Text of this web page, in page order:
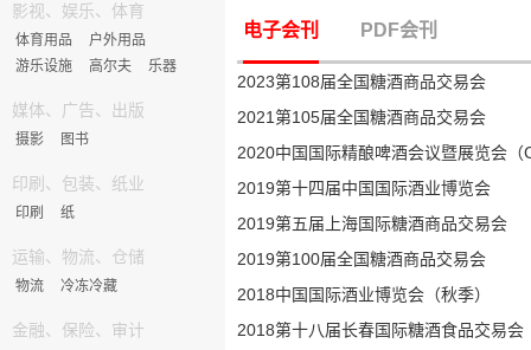
影视、娱乐、体育
体育用品
户外用品
游乐设施
高尔夫 乐器
媒体、广告、出版
摄影 图书
印刷、包装、纸业
印刷 纸
运输、物流、仓储
物流 冷冻冷藏
金融、保险、审计
电子会刊 PDF会刊
2023第108届全国糖酒商品交易会
2021第105届全国糖酒商品交易会
2020中国国际精酿啤酒会议暨展览会（
2019第十四届中国国际酒业博览会
2019第五届上海国际糖酒商品交易会
2019第100届全国糖酒商品交易会
2018中国国际酒业博览会（秋季）
2018第十八届长春国际糖酒食品交易会